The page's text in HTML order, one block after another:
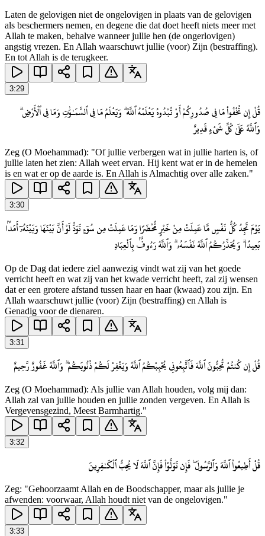
Laten de gelovigen niet de ongelovigen in plaats van de gelovigen
als beschermers nemen, en degene die dat doet heeft niets meer met
Allah te maken, behalve wanneer jullie hen (de ongerlovigen)
angstig vrezen. En Allah waarschuwt jullie (voor) Zijn (bestraffing).
En tot Allah is de terugkeer.
3:29
قُلْ إِن تُخْفُوا۟ مَا فِى صُدُورِكُمْ أَوْ تُبْدُوهُ يَعْلَمْهُ ٱللَّهُ ۗ وَيَعْلَمُ مَا فِى ٱلسَّمَـٰوَٰتِ وَمَا فِى ٱلْأَرْضِ ۗ
وَٱللَّهُ عَلَىٰ كُلِّ شَىْءٍ قَدِيرٌ
Zeg (O Moehammad): "Of jullie verbergen wat in jullie harten is, of
jullie laten het zien: Allah weet ervan. Hij kent wat er in de hemelen
is en wat er op de aarde is. En Allah is Almachtig over alle zaken."
3:30
يَوْمَ تَجِدُ كُلُّ نَفْسٍ مَّا عَمِلَتْ مِنْ خَيْرٍ مُّحْضَرًا وَمَا عَمِلَتْ مِن سُوٓءٍ تَوَدُّ لَوْ أَنَّ بَيْنَهَا وَبَيْنَهُۥٓ أَمَدًۢا
بَعِيدًا ۗ وَيُحَذِّرُكُمُ ٱللَّهُ نَفْسَهُۥ ۗ وَٱللَّهُ رَءُوفٌۢ بِٱلْعِبَادِ
Op de Dag dat iedere ziel aanwezig vindt wat zij van het goede
verricht heeft en wat zij van het kwade verricht heeft, zal zij wensen
dat er een grotere afstand tussen haar en haar (kwaad) zou zijn. En
Allah waarschuwt jullie (voor) Zijn (bestraffing) en Allah is
Genadig voor de dienaren.
3:31
قُلْ إِن كُنتُمْ تُحِبُّونَ ٱللَّهَ فَٱتَّبِعُونِى يُحْبِبْكُمُ ٱللَّهُ وَيَغْفِرْ لَكُمْ ذُنُوبَكُمْ ۗ وَٱللَّهُ غَفُورٌ رَّحِيمٌ
Zeg (O Moehammad): Als jullie van Allah houden, volg mij dan:
Allah zal van jullie houden en jullie zonden vergeven. En Allah is
Vergevensgezind, Meest Barmhartig."
3:32
قُلْ أَطِيعُوا۟ ٱللَّهَ وَٱلرَّسُولَ ۖ فَإِن تَوَلَّوْا۟ فَإِنَّ ٱللَّهَ لَا يُحِبُّ ٱلْكَـٰفِرِينَ
Zeg: "Gehoorzaamt Allah en de Boodschapper, maar als jullie je
afwenden: voorwaar, Allah houdt niet van de ongelovigen."
3:33